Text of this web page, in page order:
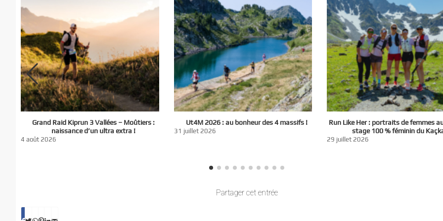
Grand Raid Kiprun 3 Vallées – Moûtiers :
naissance d’un ultra extra !
4 août 2026
Ut4M 2026 : au bonheur des 4 massifs !
31 juillet 2026
Run Like Her : portraits de femmes
stage 100 % féminin du
29 juillet 2026
Partager cet entrée